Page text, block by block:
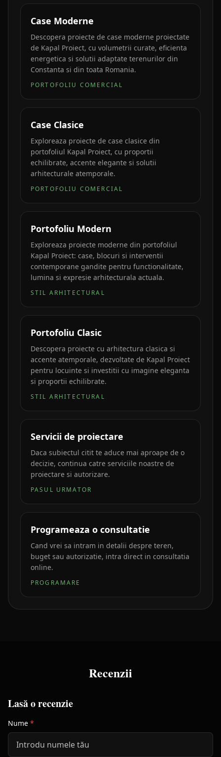
Case Moderne
Descopera proiecte de case moderne proiectate
de Kapal Proiect, cu volumetrii curate, eficienta
energetica si solutii adaptate terenurilor din
Constanta si din toata Romania.
PORTOFOLIU COMERCIAL
Case Clasice
Exploreaza proiecte de case clasice din
portofoliul Kapal Proiect, cu proportii
echilibrate, accente elegante si solutii
arhitecturale atemporale.
PORTOFOLIU COMERCIAL
Portofoliu Modern
Exploreaza proiecte moderne din portofoliul
Kapal Proiect: case, blocuri si interventii
contemporane gandite pentru functionalitate,
lumina si expresie arhitecturala actuala.
STIL ARHITECTURAL
Portofoliu Clasic
Descopera proiecte cu arhitectura clasica si
accente atemporale, dezvoltate de Kapal Proiect
pentru locuinte si investitii cu imagine eleganta
si proportii echilibrate.
STIL ARHITECTURAL
Servicii de proiectare
Daca subiectul citit te aduce mai aproape de o
decizie, continua catre serviciile noastre de
proiectare si autorizare.
PASUL URMATOR
Programeaza o consultatie
Cand vrei sa intram in detalii despre teren,
buget sau autorizatie, intra direct in consultatia
online.
PROGRAMARE
Recenzii
Lasă o recenzie
Nume *